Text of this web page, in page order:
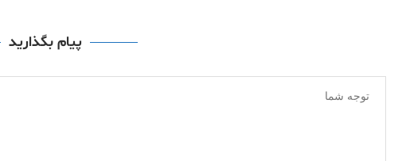
پیام بگذارید